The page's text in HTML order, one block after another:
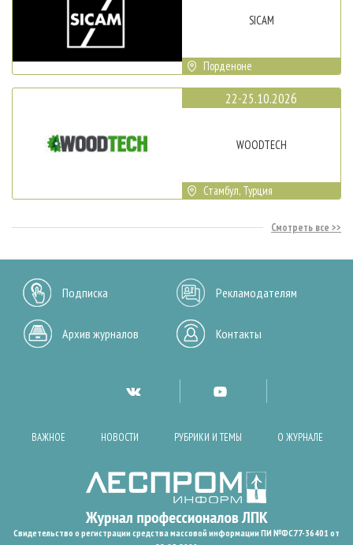
SICAM
Порденоне
22-25.10.2026
WOODTECH
Стамбул, Турция
Смотреть все
Подписка Рекламодателям
Архив журналов Контакты
ВАЖНОЕ НОВОСТИ РУБРИКИ И ТЕМЫ О ЖУРНАЛЕ
Свидетельство о регистрации средства массовой информации ПИ №ФС77-36401 от